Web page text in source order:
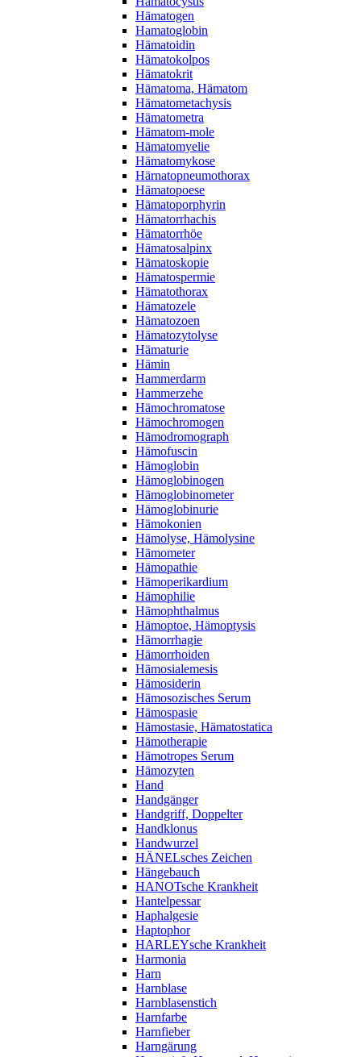
Hämatogen
Hamatoglobin
Hämatoidin
Hämatokolpos
Hämatokrit
Hämatoma, Hämatom
Hämatometachysis
Hämatometra
Hämatom-mole
Hämatomyelie
Hämatomykose
Härnatopneumothorax
Hämatopoese
Hämatoporphyrin
Hämatorrhachis
Hämatorrhöe
Hämatosalpinx
Hämatoskopie
Hämatospermie
Hämatothorax
Hämatozele
Hämatozoen
Hämatozytolyse
Hämaturie
Hämin
Hammerdarm
Hammerzehe
Hämochromatose
Hämochromogen
Hämodromograph
Hämofuscin
Hämoglobin
Hämoglobinogen
Hämoglobinometer
Hämoglobinurie
Hämokonien
Hämolyse, Hämolysine
Hämometer
Hämopathie
Hämoperikardium
Hämophilie
Hämophthalmus
Hämoptoe, Hämoptysis
Hämorrhagie
Hämorrhoiden
Hämosialemesis
Hämosiderin
Hämosozisches Serum
Hämospasie
Hämostasie, Hämatostatica
Hämotherapie
Hämotropes Serum
Hämozyten
Hand
Handgänger
Handgriff, Doppelter
Handklonus
Handwurzel
HÄNELsches Zeichen
Hängebauch
HANOTsche Krankheit
Hantelpessar
Haphalgesie
Haptophor
HARLEYsche Krankheit
Harmonia
Harn
Harnblase
Harnblasenstich
Harnfarbe
Harnfieber
Harngärung